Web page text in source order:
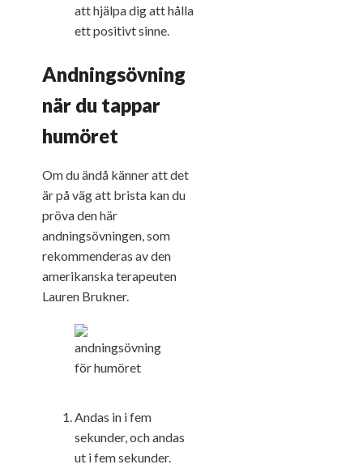
att hjälpa dig att hålla
ett positivt sinne.
Andningsövning
när du tappar
humöret
Om du ändå känner att det
är på väg att brista kan du
pröva den här
andningsövningen, som
rekommenderas av den
amerikanska terapeuten
Lauren Brukner.
Andas in i fem
sekunder, och andas
ut i fem sekunder.